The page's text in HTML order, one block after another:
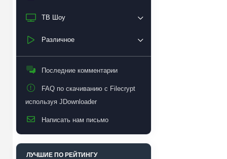
ТВ Шоу
Различное
Последние комментарии
FAQ по скачиванию с Filecrypt
используя JDownloader
Написать нам письмо
ЛУЧШИЕ ПО РЕЙТИНГУ